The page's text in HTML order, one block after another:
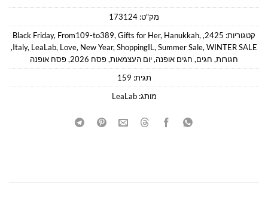
מק"ט: 173124
קטגוריות: 2425
,
Black Friday, From109-to389,Gifts for Her, Hanukkah,
Italy, LeaLab, Love, New Year,ShoppingIL,Summer Sale,WINTER SALE
,
חגורות, חגים, חגים אופנה,יום העצמאות,פסח 2026 ,פסח אופנה
תגית: 159
מותג:LeaLab